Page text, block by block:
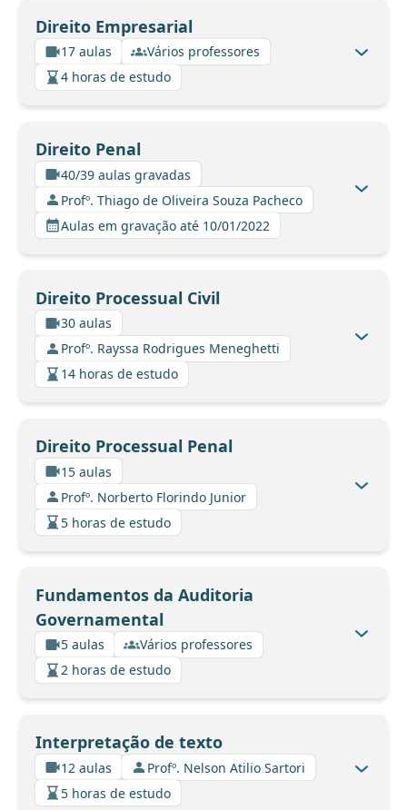
Direito Empresarial
17 aulas
Vários professores
4 horas de estudo
Direito Penal
40/39 aulas gravadas
Profº. Thiago de Oliveira Souza Pacheco
Aulas em gravação até 10/01/2022
Direito Processual Civil
30 aulas
Profº. Rayssa Rodrigues Meneghetti
14 horas de estudo
Direito Processual Penal
15 aulas
Profº. Norberto Florindo Junior
5 horas de estudo
Fundamentos da Auditoria
Governamental
5 aulas
Vários professores
2 horas de estudo
Interpretação de texto
12 aulas
Profº. Nelson Atilio Sartori
5 horas de estudo